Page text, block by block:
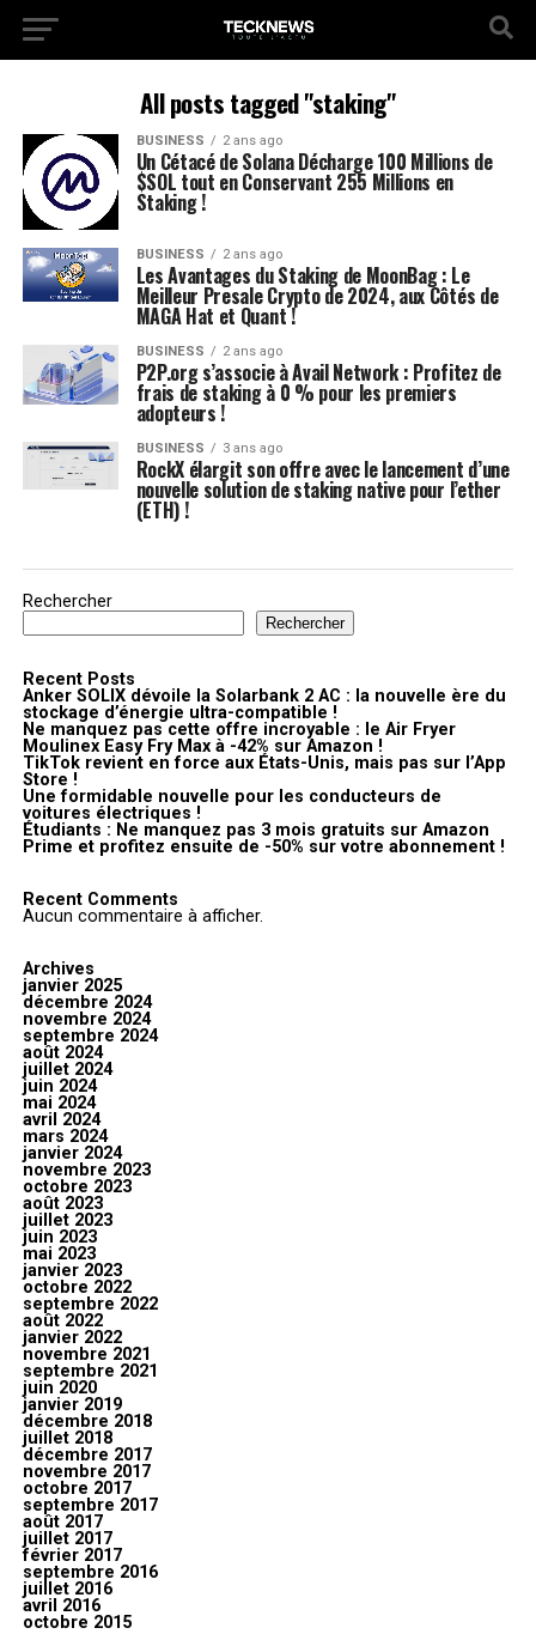
All posts tagged "staking"
BUSINESS 2 ans ago
Un Cétacé de Solana Décharge 100 Millions de
$SOL tout en Conservant 255 Millions en
Staking !
BUSINESS 2 ans ago
Les Avantages du Staking de MoonBag : Le
Meilleur Presale Crypto de 2024, aux Côtés de
MAGA Hat et Quant !
BUSINESS 2 ans ago
P2P.org s’associe à Avail Network : Profitez de
frais de staking à 0 % pour les premiers
adopteurs !
BUSINESS 3 ans ago
RockX élargit son offre avec le lancement d’une
nouvelle solution de staking native pour l’ether
(ETH) !
Rechercher
Rechercher
Recent Posts
Anker SOLIX dévoile la Solarbank 2 AC : la nouvelle ère du
stockage d’énergie ultra-compatible !
Ne manquez pas cette offre incroyable : le Air Fryer
Moulinex Easy Fry Max à -42% sur Amazon !
TikTok revient en force aux États-Unis, mais pas sur l’App
Store !
Une formidable nouvelle pour les conducteurs de
voitures électriques !
Étudiants : Ne manquez pas 3 mois gratuits sur Amazon
Prime et profitez ensuite de -50% sur votre abonnement !
Recent Comments
Aucun commentaire à afficher.
Archives
janvier 2025
décembre 2024
novembre 2024
septembre 2024
août 2024
juillet 2024
juin 2024
mai 2024
avril 2024
mars 2024
janvier 2024
novembre 2023
octobre 2023
août 2023
juillet 2023
juin 2023
mai 2023
janvier 2023
octobre 2022
septembre 2022
août 2022
janvier 2022
novembre 2021
septembre 2021
juin 2020
janvier 2019
décembre 2018
juillet 2018
décembre 2017
novembre 2017
octobre 2017
septembre 2017
août 2017
juillet 2017
février 2017
septembre 2016
juillet 2016
avril 2016
octobre 2015